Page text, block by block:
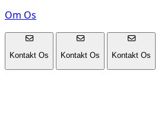
Om Os
Kontakt Os Kontakt Os Kontakt Os